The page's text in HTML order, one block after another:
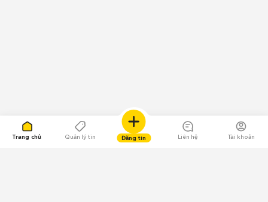
Trang chủ Quản lý tin Đăng tin Liên hệ Tài khoản